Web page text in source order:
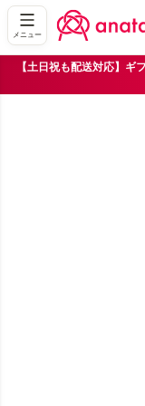
メニュー
【土日祝も配送対応】